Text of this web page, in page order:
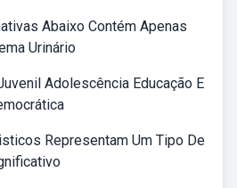
Abaixo Contém Apenas
Urinário
Adolescência Educação E
Representam Um Tipo De